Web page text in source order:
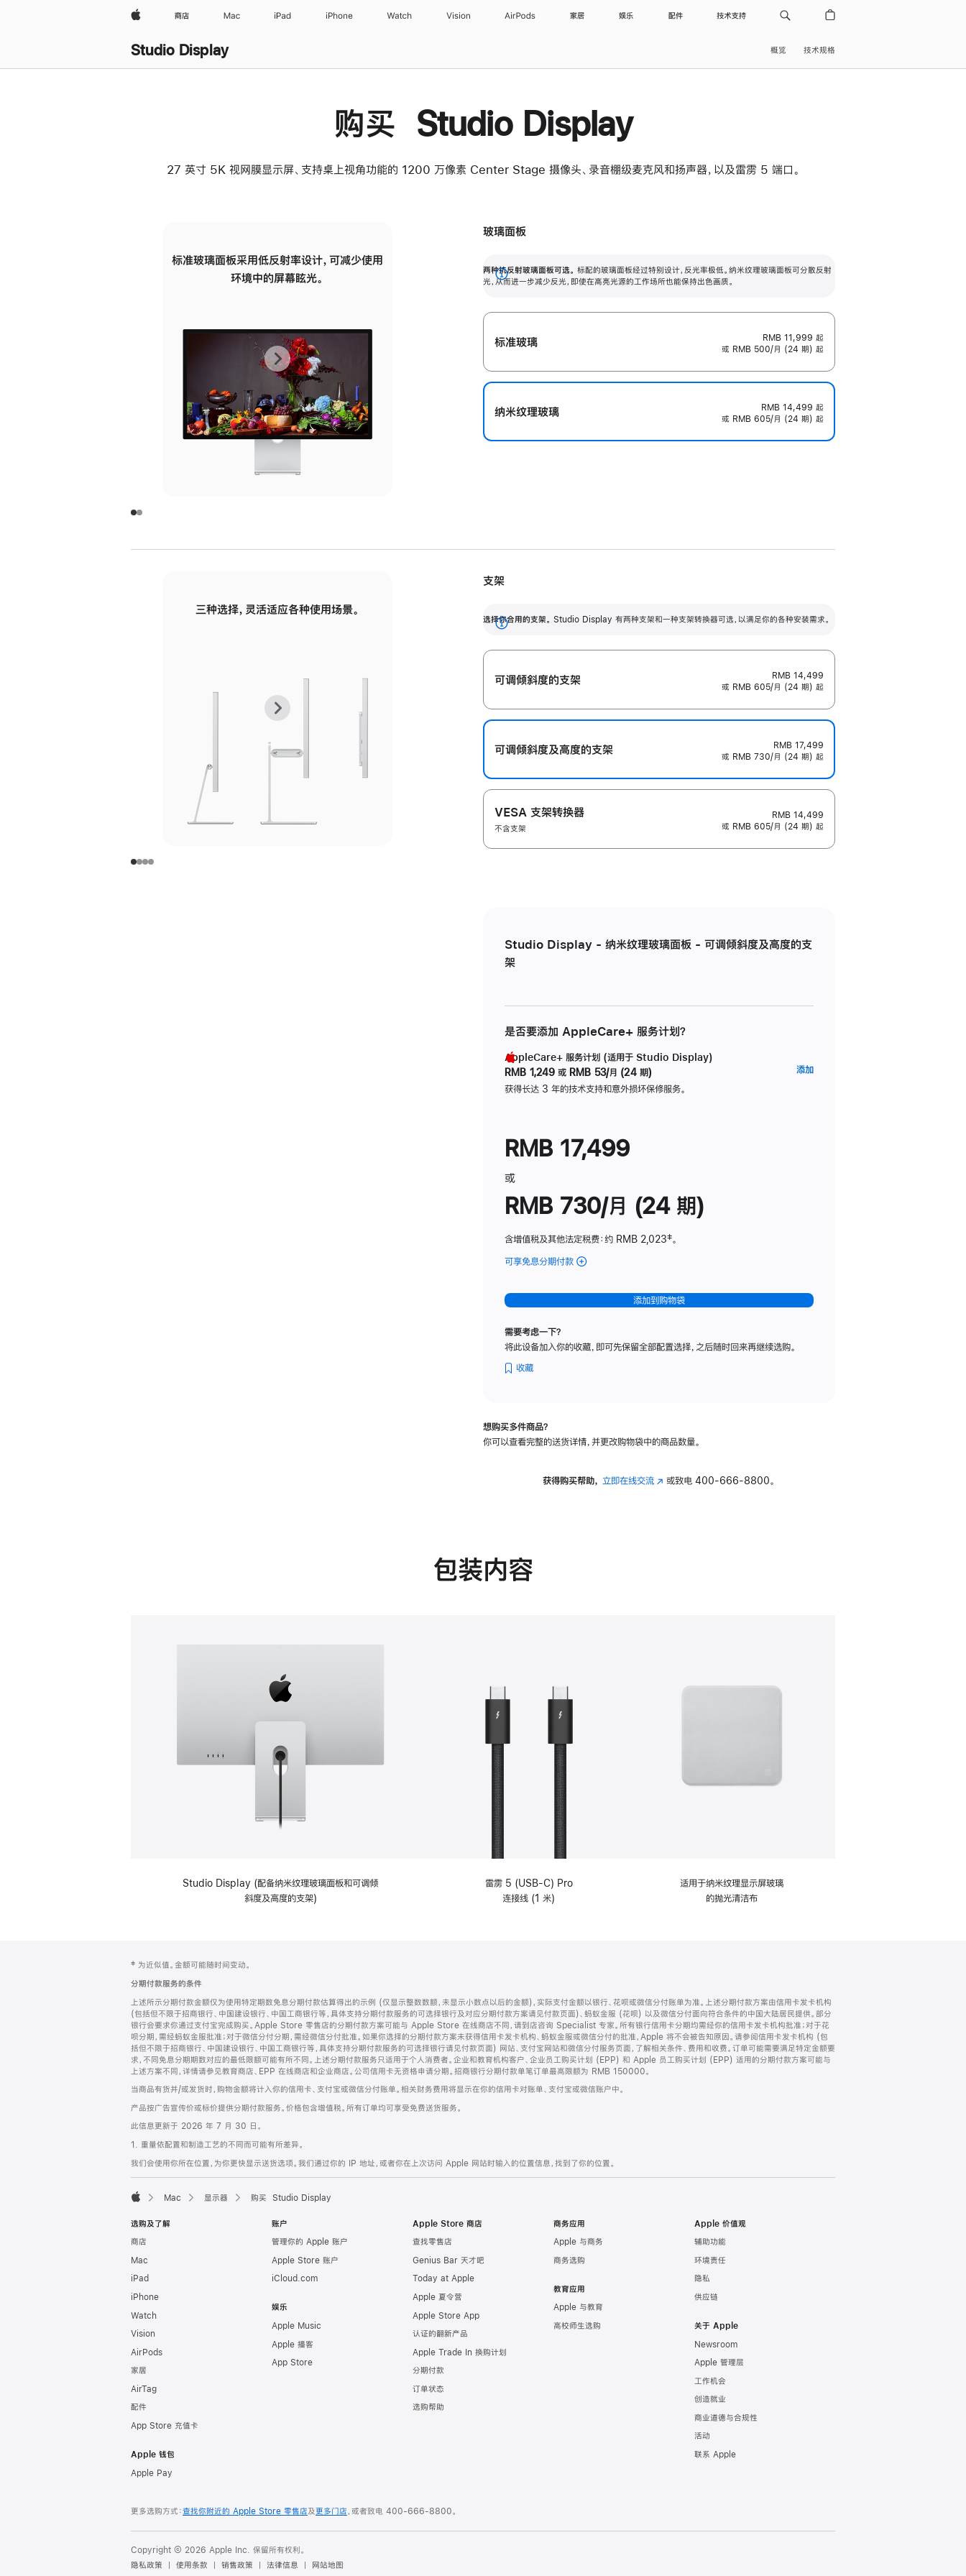
Apple 商店 Mac iPad iPhone Watch Vision AirPods 家居 娱乐 配件 技术支持
Studio Display 概览 技术规格
购买 Studio Display
27 英寸 5K 视网膜显示屏、支持桌上视角功能的 1200 万像素 Center Stage 摄像头、录音棚级麦克风和扬声器，以及雷雳 5 端口。
标准玻璃面板采用低反射率设计，可减少使用
环境中的屏幕眩光。
有高亮光源的场所使用，也能保持出色画质。
上
一
张
图
面
下
一
张
图
面
玻璃面板
两种抗反射玻璃面板可选。 标配的玻璃面板经过特别设计，反光率极低。纳米纹理玻璃面板可分散反射
光，从而进一步减少反光，即使在高亮光源的工作场所也能保持出色画质。
展
标准玻璃 RMB 11,999 起
或 RMB 500/月 (24 期) 起
纳米纹理玻璃 RMB 14,499 起
或 RMB 605/月 (24 期) 起
三种选择，灵活适应各种使用场景。
调节范围。
毫米的高度调节范围。
上
张
下
张
支架
选择你合用的支架。 Studio Display 有两种支架和一种支架转换器可选，以满足你的各种安装需求。
展
开
可调倾斜度的支架
RMB 14,499
或 RMB 605/月 (24 期) 起
可调倾斜度及高‍度的支‍架
RMB 17,499
或 RMB 730/月 (24 期) 起
VESA 支架转换器
不含支架
RMB 14,499
或 RMB 605/月 (24 期) 起
Studio Display - 纳米纹理玻璃面板 - 可调倾斜度及高度的支
架
是否要添加 AppleCare+ 服务计划？
AppleCare+ 服务计划 (适用于 Studio Display)
RMB 1,249 或 RMB 53/月 (24 期)
获得长达 3 年的技术支持和意外损坏保修服务。
添加
RMB 17,499
或
RMB 730/月 (24 期)
含增值税及其他法定税费：约 RMB 2,023脚
‡。
可享免息分期付款 (Studio
-
纳
理
可
斜
添加到购物袋
需要考虑一下？
将此设备加入你的收藏，即可先保留全部配置选择，之后随时回来再继续选购。
收藏
想购买多件商品？
你可以查看完整的送货详情，并更改购物袋中的商品数量。
获得购买帮助， 立即在线交流(在 或致电400-666-8800。
包装内容
Studio Display (配备纳米纹理玻璃面板和可调倾
斜度及高度的支架)
雷雳 5 (USB-C) Pro
连接线 (1 米)
适用于纳米纹理显示屏玻璃
的抛光清洁布
页
脚
注
‡ 为近似值。金额可能随时间变动。
分期付款服务的条件
上述所示分期付款金额仅为使用特定期数免息分期付款估算得出的示例 (仅显示整数数额，未显示小数点以后的金额)，实际支付金额以银行、花呗或微信分付账单为准。上述分期付款方案由信用卡发卡机构
(包括但不限于招商银行、中国建设银行、中国工商银行等，具体支持分期付款服务的可选择银行及对应分期付款方案请见付款页面)、蚂蚁金服 (花呗) 以及微信分付面向符合条件的中国大陆居民提供。部分
银行会要求你通过支付宝完成购买。Apple Store 零售店的分期付款方案可能与 Apple Store 在线商店不同，请到店咨询 Specialist 专家。所有银行信用卡分期均需经你的信用卡发卡机构批准；对于花
呗分期，需经蚂蚁金服批准；对于微信分付分期，需经微信分付批准。如果你选择的分期付款方案未获得信用卡发卡机构、蚂蚁金服或微信分付的批准，Apple 将不会被告知原因。请参阅信用卡发卡机构 (包
括但不限于招商银行、中国建设银行、中国工商银行等，具体支持分期付款服务的可选择银行请见付款页面) 网站、支付宝网站和微信分付服务页面，了解相关条件、费用和收费。订单可能需要满足特定金额要
求，不同免息分期期数对应的最低限额可能有所不同。上述分期付款服务只适用于个人消费者。企业和教育机构客户、企业员工购买计划 (EPP) 和 Apple 员工购买计划 (EPP) 适用的分期付款方案可能与
上述方案不同，详情请参见教育商店、EPP 在线商店和企业商店。公司信用卡无资格申请分期。招商银行分期付款单笔订单最高限额为 RMB 150000。
当商品有货并/或发货时，购物金额将计入你的信用卡、支付宝或微信分付账单。相关财务费用将显示在你的信用卡对账单、支付宝或微信账户中。
产品按广告宣传价或标价提供分期付款服务。价格包含增值税。所有订单均可享受免费送货服务。
此信息更新于 2026 年 7 月 30 日。
1. 重量依配置和制造工艺的不同而可能有所差异。
我们会使用你所在位置，为你更快显示送货选项。我们通过你的 IP 地址，或者你在上次访问 Apple 网站时输入的位置信息，找到了你的位置。
Mac 显示器 购买 Studio Display
选购及了解
商店
Mac
iPad
iPhone
Watch
Vision
AirPods
家居
AirTag
配件
App Store 充值卡
Apple 钱包
Apple Pay
账户
管理你的 Apple 账户
Apple Store 账户
iCloud.com
娱乐
Apple Music
Apple 播客
App Store
Apple Store 商店
查找零售店
Genius Bar 天才吧
Today at Apple
Apple 夏令营
Apple Store App
认证的翻新产品
Apple Trade In 换购计划
分期付款
订单状态
选购帮助
商务应用
Apple 与商务
商务选购
教育应用
Apple 与教育
高校师生选购
Apple 价值观
辅助功能
环境责任
隐私
供应链
关于 Apple
Newsroom
Apple 管理层
工作机会
创造就业
商业道德与合规性
活动
联系 Apple
更多选购方式：查找你附近的 Apple Store 零售店及更多门店，或者致电 400-666-8800。
Copyright © 2026 Apple Inc. 保留所有权利。
隐私政策
使用条款 销售政策 法律信息 网站地图